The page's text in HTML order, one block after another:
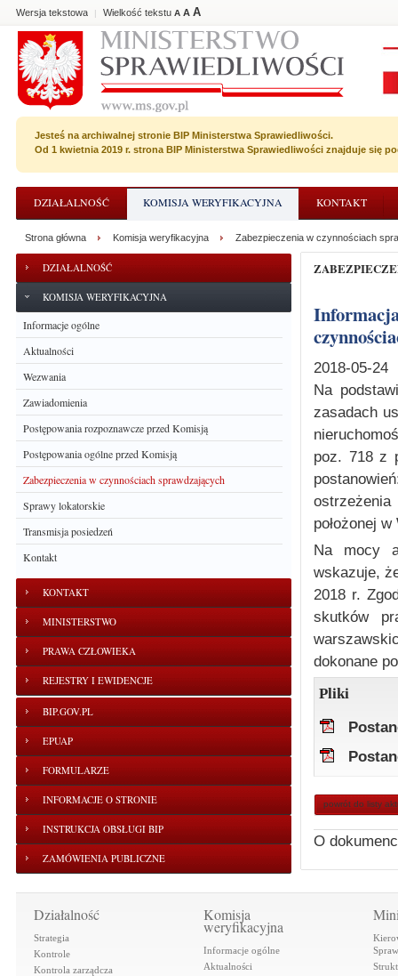
Wersja tekstowa | Wielkość tekstu A A A
Jesteś na archiwalnej stronie BIP Ministerstwa Sprawiedliwości.
Od 1 kwietnia 2019 r. strona BIP Ministerstwa Sprawiedliwości znajduje się
DZIAŁALNOŚĆ KOMISJA WERYFIKACYJNA KONTAKT
DZIAŁALNOŚĆ
KOMISJA WERYFIKACYJNA
Informacje ogólne
Aktualności
Wezwania
Zawiadomienia
Postępowania rozpoznawcze przed Komisją
Postępowania ogólne przed Komisją
Zabezpieczenia w czynnościach sprawdzających
Sprawy lokatorskie
Transmisja posiedzeń
Kontakt
KONTAKT
MINISTERSTWO
PRAWA CZŁOWIEKA
REJESTRY I EWIDENCJE
BIP.GOV.PL
EPUAP
FORMULARZE
INFORMACJE O STRONIE
INSTRUKCJA OBSŁUGI BIP
ZAMÓWIENIA PUBLICZNE
Strona główna Komisja weryfikacyjna Zabezpieczenia w czynnościach
Informacja dotycząca wydania postanowienia o zabezpieczeniu w
2018-05-24
Na
zasadach
poz. 718 z
położonej
Na mocy
wskazuje,
2018 r.
skutków
dokonane
Pliki
powrót do listy
O
Działalność
Strategia
Kontrole
Kontrola zarządcza
Komisja
weryfikacyjna
Informacje ogólne
Aktualności